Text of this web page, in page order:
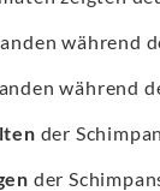
während
während
der
der